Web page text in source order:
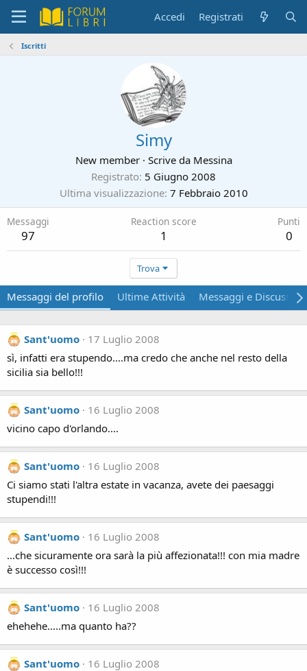
Accedi Registrati
Iscritti
Simy
New member · Scrive da Messina
Registrato 5 Giugno 2008
Ultima visualizzazione 7 Febbraio 2010
Messaggi
97
Reaction score
1
Punti
0
Trova
Messaggi del profilo Ultime Attività Messaggi e
Sant'uomo
17 Luglio 2008
sì, infatti era stupendo....ma credo che anche nel resto della
sicilia sia bello!!!
Sant'uomo
16 Luglio 2008
vicino capo d'orlando....
Sant'uomo
16 Luglio 2008
Ci siamo stati l'altra estate in vacanza, avete dei paesaggi
stupendi!!!
Sant'uomo
16 Luglio 2008
...che sicuramente ora sarà la più affezionata!!! con mia madre
è successo così!!!
Sant'uomo
16 Luglio 2008
ehehehe.....ma quanto ha??
Sant'uomo
16 Luglio 2008